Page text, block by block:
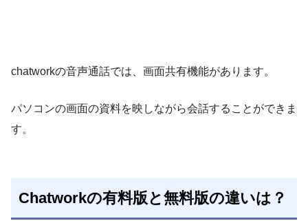
chatworkの音声通話では、画面共有機能があります。
パソコンの画面の資料を映しながら会話することができま
す。
Chatworkの有料版と無料版の違いは？